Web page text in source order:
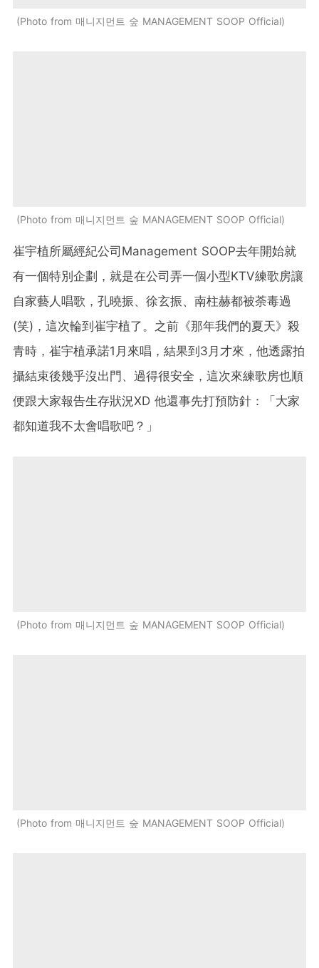
Photo from 매니지먼트 숲 MANAGEMENT SOOP Official
Photo from 매니지먼트 숲 MANAGEMENT SOOP Official
崔宇植所屬經紀公司Management SOOP去年開始就
有一個特別企劃，就是在公司弄一個小型KTV練歌房讓
自家藝人唱歌，孔曉振、徐玄振、南柱赫都被荼毒過
(笑)，這次輪到崔宇植了。之前《那年我們的夏天》殺
青時，崔宇植承諾1月來唱，結果到3月才來，他透露拍
攝結束後幾乎沒出門、過得很安全，這次來練歌房也順
便跟大家報告生存狀況XD 他還事先打預防針：「大家
都知道我不太會唱歌吧？」
Photo from 매니지먼트 숲 MANAGEMENT SOOP Official
Photo from 매니지먼트 숲 MANAGEMENT SOOP Official